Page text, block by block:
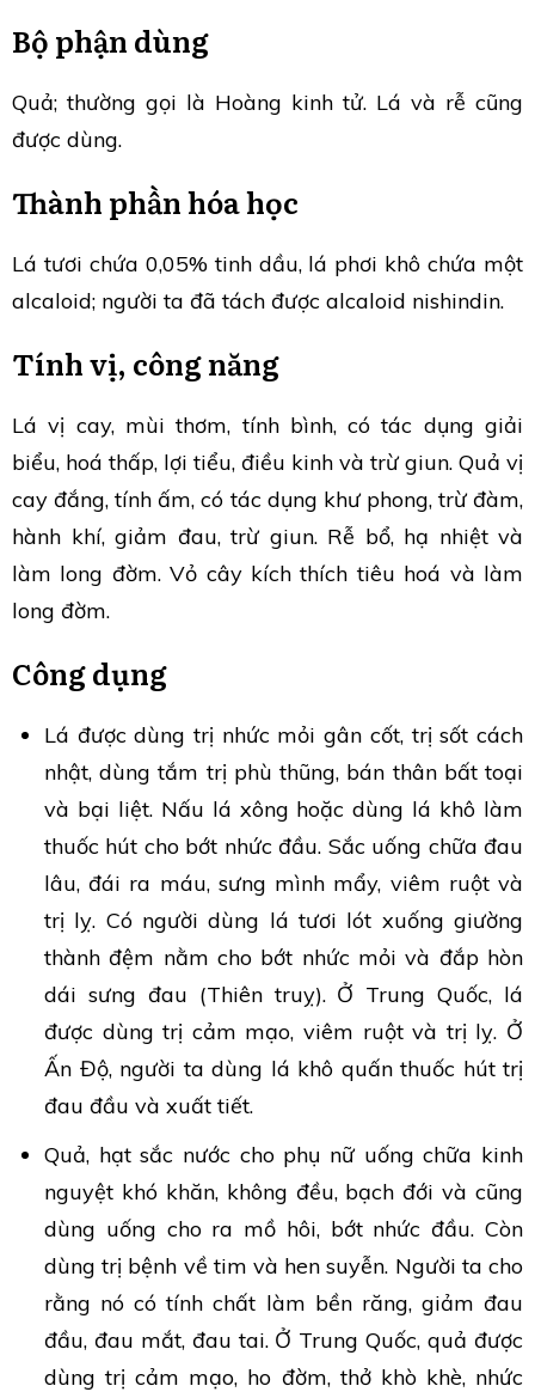
Bộ phận dùng
Quả; thường gọi là Hoàng kinh tử. Lá và rễ cũng
được dùng.
Thành phần hóa học
Lá tươi chứa 0,05% tinh dầu, lá phơi khô chứa một
alcaloid; người ta đã tách được alcaloid nishindin.
Tính vị, công năng
Lá vị cay, mùi thơm, tính bình, có tác dụng giải
biểu, hoá thấp, lợi tiểu, điều kinh và trừ giun. Quả vị
cay đắng, tính ấm, có tác dụng khư phong, trừ đàm,
hành khí, giảm đau, trừ giun. Rễ bổ, hạ nhiệt và
làm long đờm. Vỏ cây kích thích tiêu hoá và làm
long đờm.
Công dụng
Lá được dùng trị nhức mỏi gân cốt, trị sốt cách
nhật, dùng tắm trị phù thũng, bán thân bất toại
và bại liệt. Nấu lá xông hoặc dùng lá khô làm
thuốc hút cho bớt nhức đầu. Sắc uống chữa đau
lâu, đái ra máu, sưng mình mẩy, viêm ruột và
trị lỵ. Có người dùng lá tươi lót xuống giường
thành đệm nằm cho bớt nhức mỏi và đắp hòn
dái sưng đau (Thiên truỵ). Ở Trung Quốc, lá
được dùng trị cảm mạo, viêm ruột và trị lỵ. Ở
Ấn Độ, người ta dùng lá khô quấn thuốc hút trị
đau đầu và xuất tiết.
Quả, hạt sắc nước cho phụ nữ uống chữa kinh
nguyệt khó khăn, không đều, bạch đới và cũng
dùng uống cho ra mồ hôi, bớt nhức đầu. Còn
dùng trị bệnh về tim và hen suyễn. Người ta cho
rằng nó có tính chất làm bền răng, giảm đau
đầu, đau mắt, đau tai. Ở Trung Quốc, quả được
dùng trị cảm mạo, ho đờm, thở khò khè, nhức